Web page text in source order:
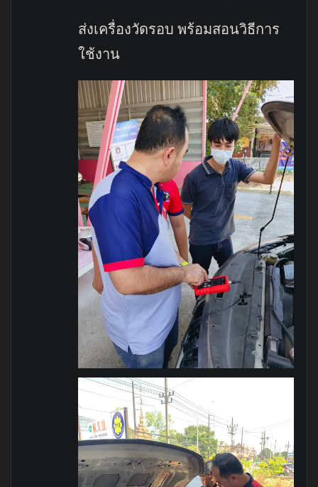
ส่งเครื่องวัดรอบ พร้อมสอนวิธีการ
ใช้งาน